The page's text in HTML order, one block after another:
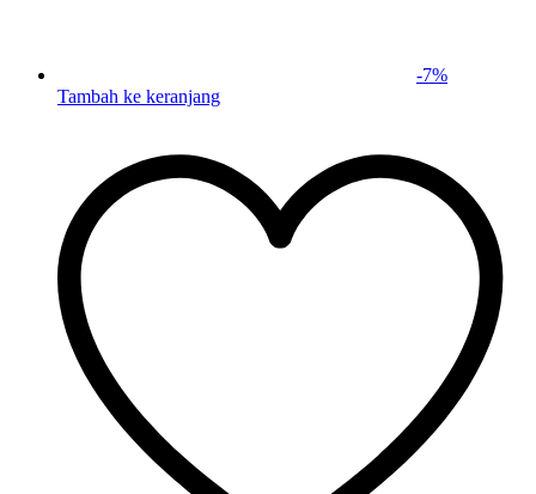
-7%
Tambah ke keranjang